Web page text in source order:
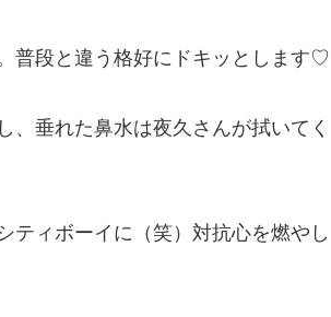
普段と違う格好にドキッとします♡
、垂れた鼻水は夜久さんが拭いてく
ティボーイに（笑）対抗心を燃やし